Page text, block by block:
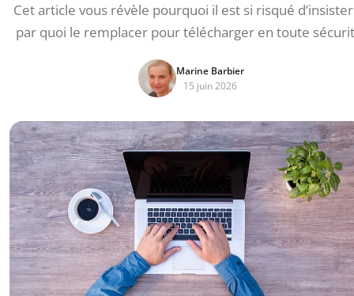
Cet article vous révèle pourquoi il est si risqué
par quoi le remplacer pour télécharger en toute
Marine Barbier
15 juin 2026